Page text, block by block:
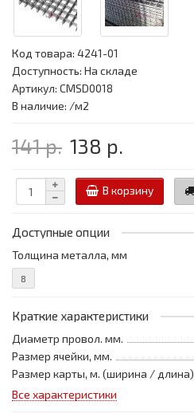
Код товара: 4241-01
Доступность: На складе
Артикул: CMSD0018
В наличие: /м2
141 р. 138 р.
В корзину
Доступные опции
Толщина металла, мм
8
Краткие характеристики
Диаметр провол. мм.
Размер ячейки, мм.
Размер карты, м. (ширина / длина)
Все характеристики